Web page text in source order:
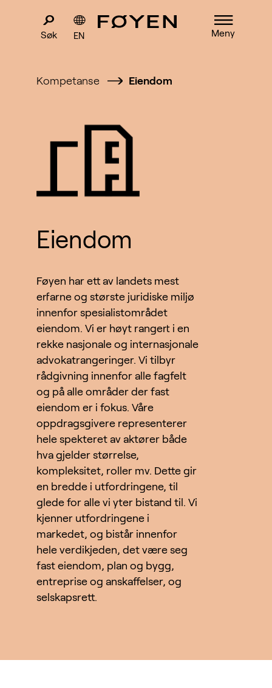
Søk EN Meny
Kompetanse Eiendom
Eiendom
Føyen har ett av landets mest
erfarne og største juridiske miljø
innenfor spesialistområdet
eiendom. Vi er høyt rangert i en
rekke nasjonale og internasjonale
advokatrangeringer. Vi tilbyr
rådgivning innenfor alle fagfelt
og på alle områder der fast
eiendom er i fokus. Våre
oppdragsgivere representerer
hele spekteret av aktører både
hva gjelder størrelse,
kompleksitet, roller mv. Dette gir
en bredde i utfordringene, til
glede for alle vi yter bistand til. Vi
kjenner utfordringene i
markedet, og bistår innenfor
hele verdikjeden, det være seg
fast eiendom, plan og bygg,
entreprise og anskaffelser, og
selskapsrett.